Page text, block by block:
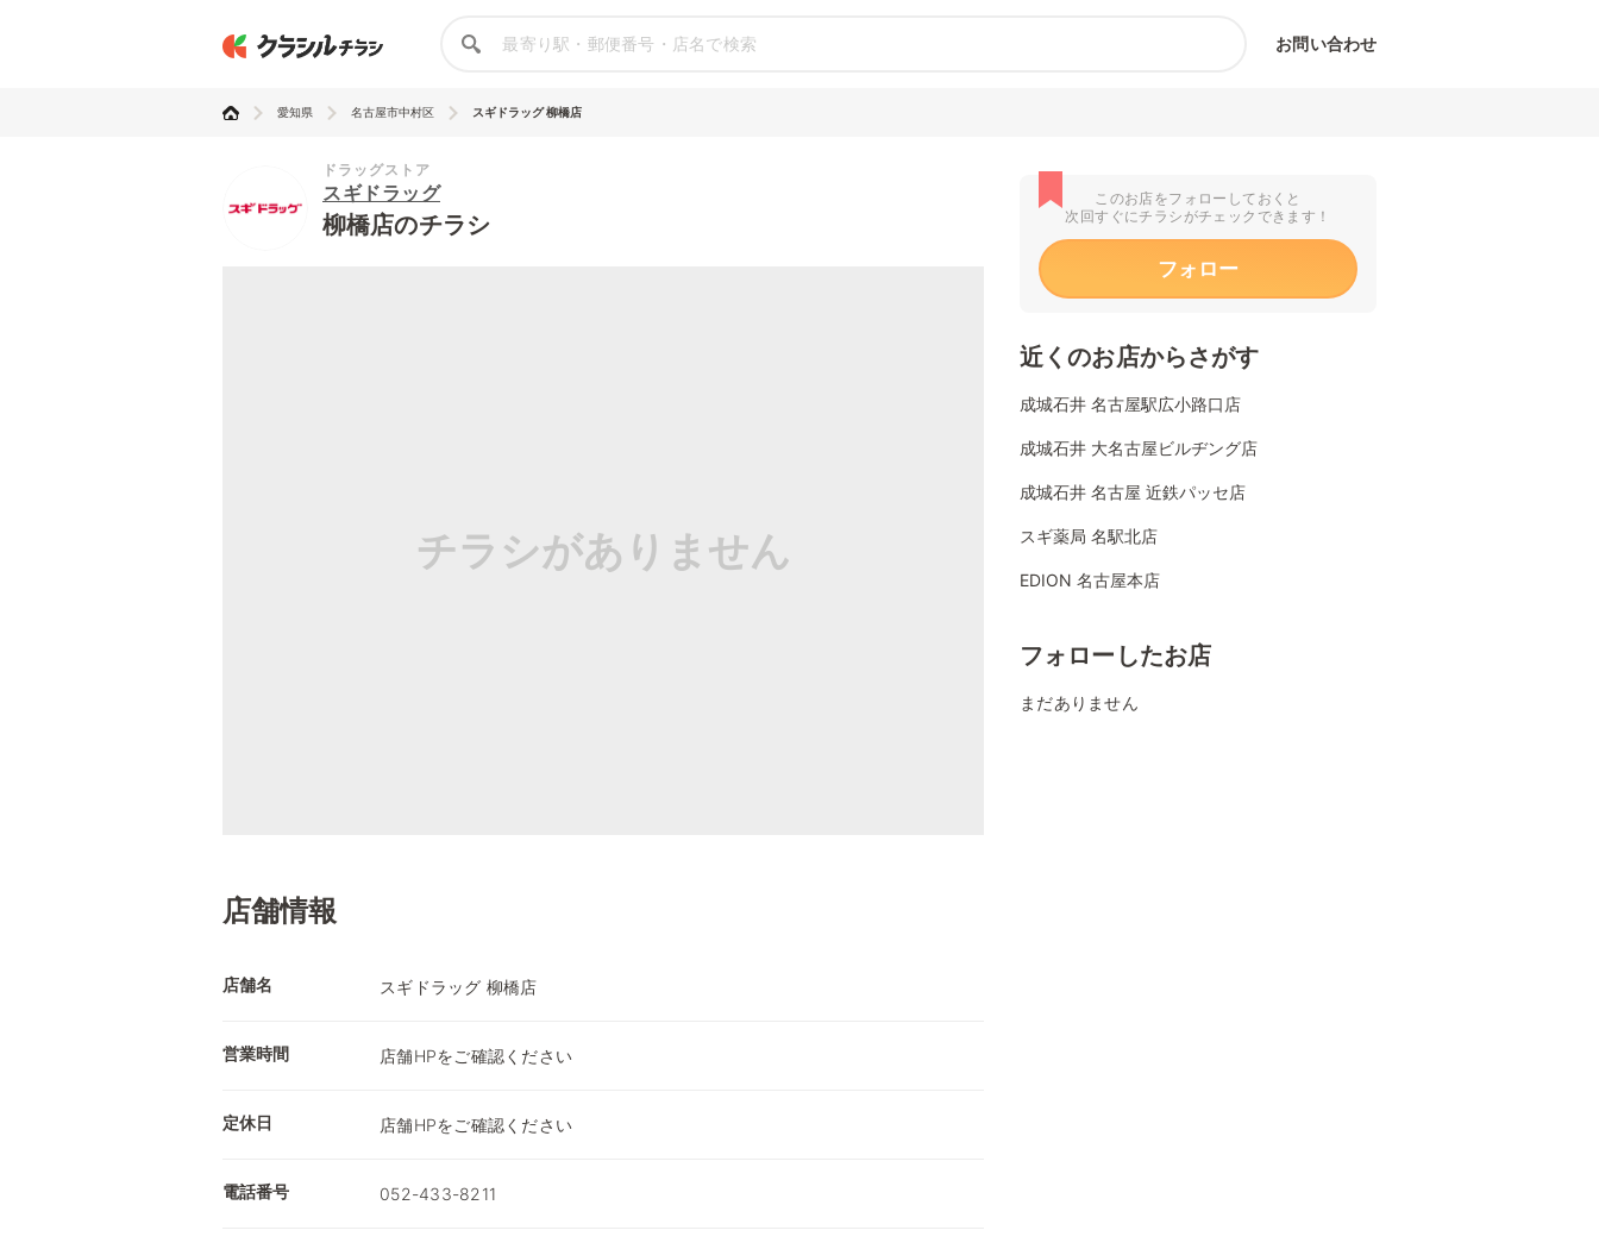
お問い合わせ
愛知県 名古屋市中村区 スギドラッグ 柳橋店
ドラッグストア
スギドラッグ
柳橋店のチラシ
チラシがありません
店舗情報
店舗名 スギドラッグ 柳橋店
営業時間 店舗HPをご確認ください
定休日 店舗HPをご確認ください
電話番号 052-433-8211
このお店をフォローしておくと
次回すぐにチラシがチェックできます！
フォロー
近くのお店からさがす
成城石井 名古屋駅広小路口店
成城石井 大名古屋ビルヂング店
成城石井 名古屋 近鉄パッセ店
スギ薬局 名駅北店
EDION 名古屋本店
フォローしたお店
まだありません